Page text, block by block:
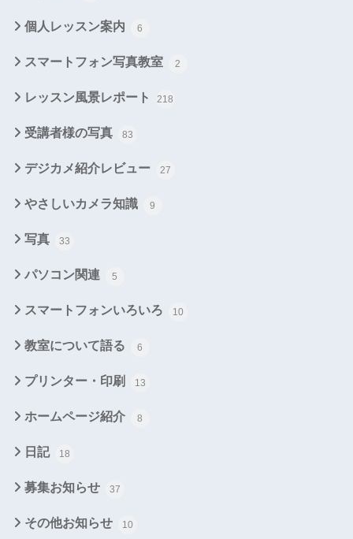
個人レッスン案内 6
スマートフォン写真教室 2
レッスン風景レポート 218
受講者様の写真 83
デジカメ紹介レビュー 27
やさしいカメラ知識 9
写真 33
パソコン関連 5
スマートフォンいろいろ 10
教室について語る 6
プリンター・印刷 13
ホームページ紹介 8
日記 18
募集お知らせ 37
その他お知らせ 10